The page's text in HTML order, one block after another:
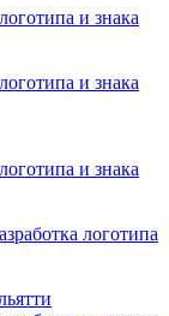
и знака
и знака
и знака
логотипа